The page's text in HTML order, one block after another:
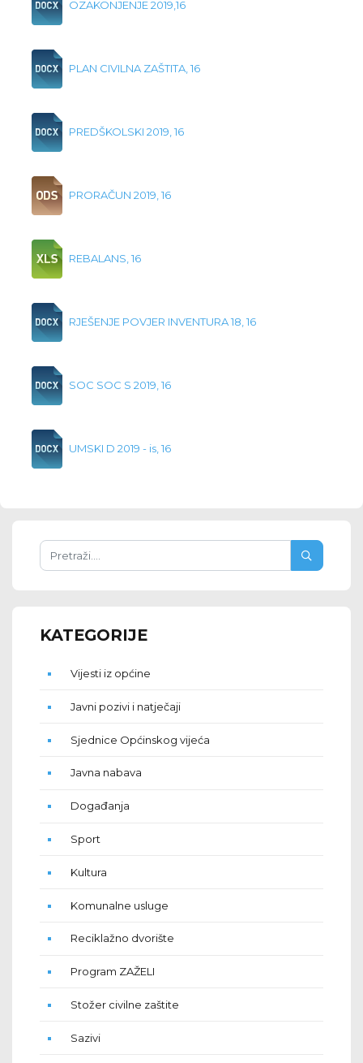
OZAKONJENJE 2019,16
PLAN CIVILNA ZAŠTITA, 16
PREDŠKOLSKI 2019, 16
PRORAČUN 2019, 16
REBALANS, 16
RJEŠENJE POVJER INVENTURA 18, 16
SOC SOC S 2019, 16
UMSKI D 2019 - is, 16
KATEGORIJE
Vijesti iz općine
Javni pozivi i natječaji
Sjednice Općinskog vijeća
Javna nabava
Događanja
Sport
Kultura
Komunalne usluge
Reciklažno dvorište
Program ZAŽELI
Stožer civilne zaštite
Sazivi